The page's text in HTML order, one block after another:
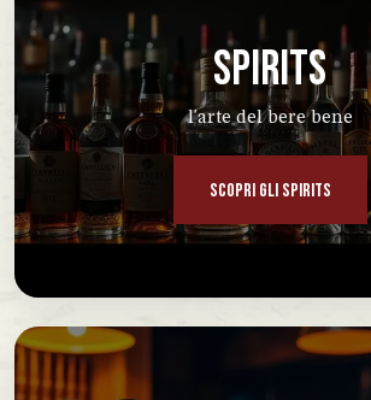
SPIRITS
l'arte del bere bene
SCOPRI GLI SPIRITS